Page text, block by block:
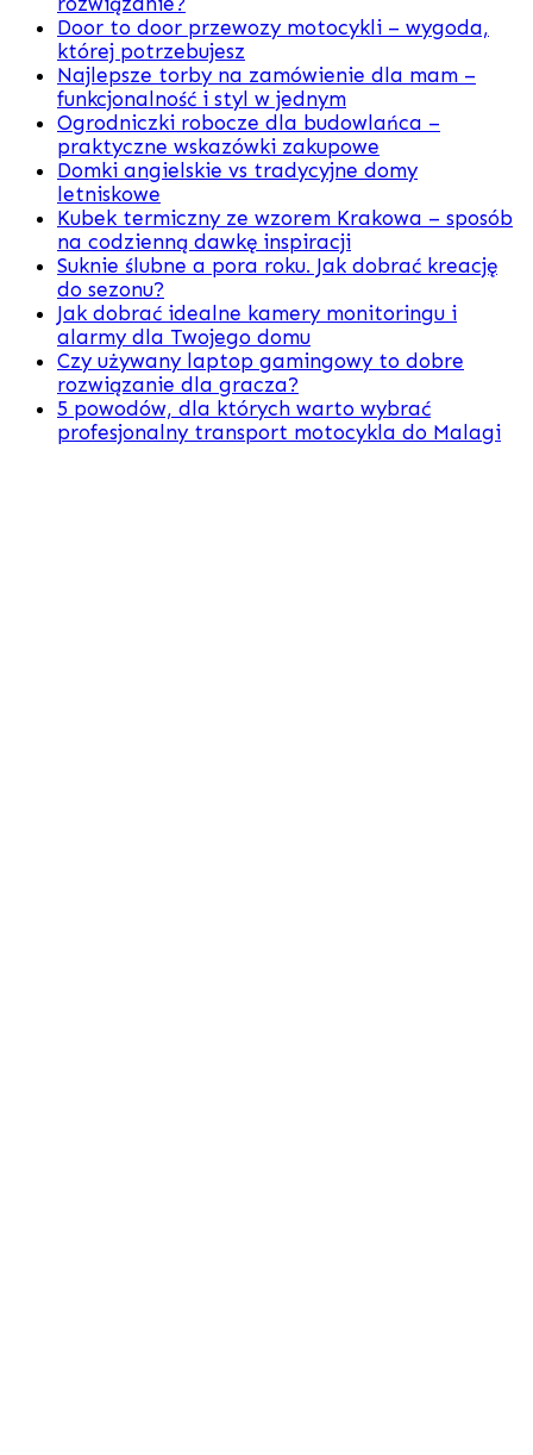
Door to door przewozy motocykli – wygoda,
której potrzebujesz
Najlepsze torby na zamówienie dla mam –
funkcjonalność i styl w jednym
Ogrodniczki robocze dla budowlańca –
praktyczne wskazówki zakupowe
Domki angielskie vs tradycyjne domy
letniskowe
Kubek termiczny ze wzorem Krakowa – sposób
na codzienną dawkę inspiracji
Suknie ślubne a pora roku. Jak dobrać kreację
do sezonu?
Jak dobrać idealne kamery monitoringu i
alarmy dla Twojego domu
Czy używany laptop gamingowy to dobre
rozwiązanie dla gracza?
5 powodów, dla których warto wybrać
profesjonalny transport motocykla do Malagi